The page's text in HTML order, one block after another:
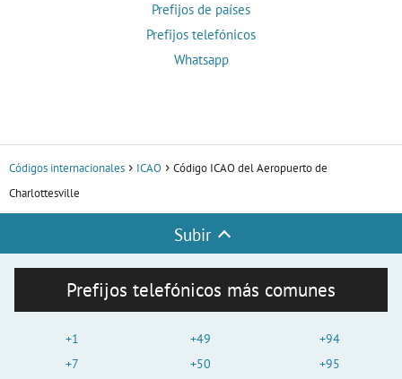
Prefijos de países
Prefijos telefónicos
Whatsapp
Códigos internacionales ICAO
Código ICAO del Aeropuerto de
Charlottesville
Subir
Prefijos telefónicos más comunes
+1
+7
+49
+50
+94
+95